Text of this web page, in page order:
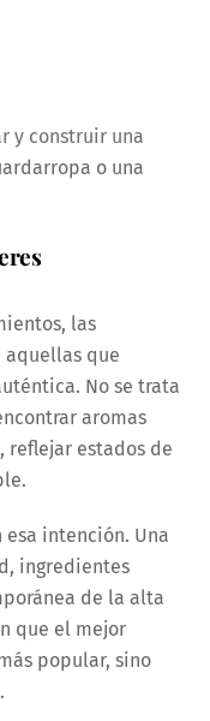
y construir una
o una
las
aquellas que
No se trata
aromas
reflejar estados de
esa intención. Una
ingredientes
de la alta
que el mejor
popular, sino